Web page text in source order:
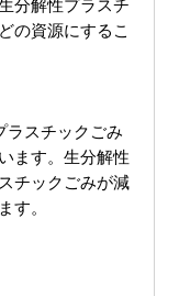
分解性プラスチ
の資源にするこ
ラスチックごみ
ます。生分解性
チックごみが減
す。